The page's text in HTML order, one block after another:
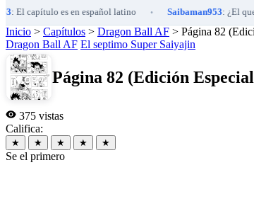
es en español latino • Saibaman953: ¿El que? •
Inicio > Capítulos > Dragon Ball AF > Página 82
Dragon Ball AF El septimo Super Saiyajin
Página 82 (Edición
375 vistas
Califica:
★ ★ ★ ★ ★
Se el primero